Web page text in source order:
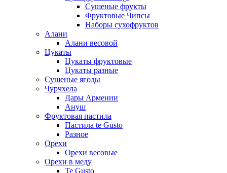
Сушеные фрукты
Фруктовые Чипсы
Наборы сухофруктов
Алани
Алани весовой
Цукаты
Цукаты фруктовые
Цукаты разные
Сушеные ягоды
Чурчхела
Дары Армении
Ануш
Фруктовая пастила
Пастила te Gusto
Разное
Орехи
Орехи весовые
Орехи в меду
Te Gusto